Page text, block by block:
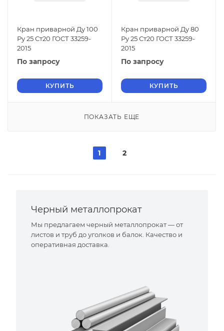
Кран приварной Ду 100
Ру 25 Ст20 ГОСТ 33259-
2015
По запросу
КУПИТЬ
Кран приварной Ду 80
Ру 25 Ст20 ГОСТ 33259-
2015
По запросу
КУПИТЬ
ПОКАЗАТЬ ЕЩЕ
1 2
Черный металлопрокат
Мы предлагаем черный металлопрокат — от
листов и труб до уголков и балок. Качество и
оперативная доставка.